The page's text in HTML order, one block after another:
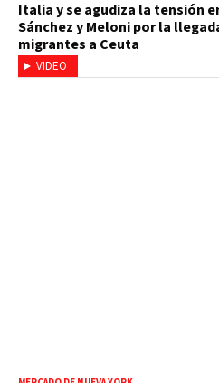
VIDEO
Italia y se agudiza la tensión
Sánchez y Meloni por la
migrantes a Ceuta